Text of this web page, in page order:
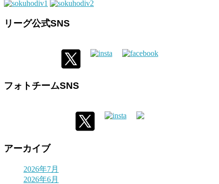
リーグ公式SNS
フォトチームSNS
アーカイブ
2026年7月
2026年6月